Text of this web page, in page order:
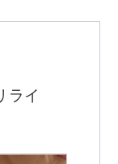
ライ